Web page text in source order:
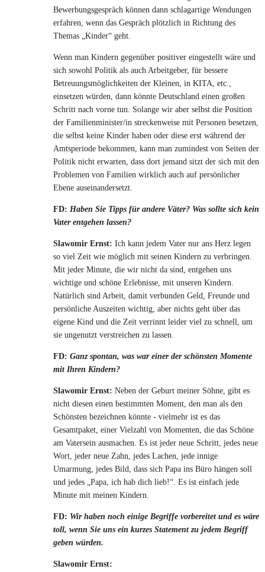
Bewerbungsgespräch können dann schlagartige Wendungen
erfahren, wenn das Gespräch plötzlich in Richtung des
Themas „Kinder“ geht.
Wenn man Kindern gegenüber positiver eingestellt wäre und
sich sowohl Politik als auch Arbeitgeber, für bessere
Betreuungsmöglichkeiten der Kleinen, in KITA, etc.,
einsetzen würden, dann könnte Deutschland einen großen
Schritt nach vorne tun. Solange wir aber selbst die Position
der Familienminister/in streckenweise mit Personen besetzen,
die selbst keine Kinder haben oder diese erst während der
Amtsperiode bekommen, kann man zumindest von Seiten der
Politik nicht erwarten, dass dort jemand sitzt der sich mit den
Problemen von Familien wirklich auch auf persönlicher
Ebene auseinandersetzt.
FD: Haben Sie Tipps für andere Väter? Was sollte sich kein
Vater entgehen lassen?
Slawomir Ernst: Ich kann jedem Vater nur ans Herz legen
so viel Zeit wie möglich mit seinen Kindern zu verbringen.
Mit jeder Minute, die wir nicht da sind, entgehen uns
wichtige und schöne Erlebnisse, mit unseren Kindern.
Natürlich sind Arbeit, damit verbunden Geld, Freunde und
persönliche Auszeiten wichtig, aber nichts geht über das
eigene Kind und die Zeit verrinnt leider viel zu schnell, um
sie ungenutzt verstreichen zu lassen.
FD: Ganz spontan, was war einer der schönsten Momente
mit Ihren Kindern?
Slawomir Ernst: Neben der Geburt meiner Söhne, gibt es
nicht diesen einen bestimmten Moment, den man als den
Schönsten bezeichnen könnte - vielmehr ist es das
Gesamtpaket, einer Vielzahl von Momenten, die das Schöne
am Vatersein ausmachen. Es ist jeder neue Schritt, jedes neue
Wort, jeder neue Zahn, jedes Lachen, jede innige
Umarmung, jedes Bild, dass sich Papa ins Büro hängen soll
und jedes „Papa, ich hab dich lieb!“. Es ist einfach jede
Minute mit meinen Kindern.
FD: Wir haben noch einige Begriffe vorbereitet und es wäre
toll, wenn Sie uns ein kurzes Statement zu jedem Begriff
geben würden.
Slawomir Ernst: